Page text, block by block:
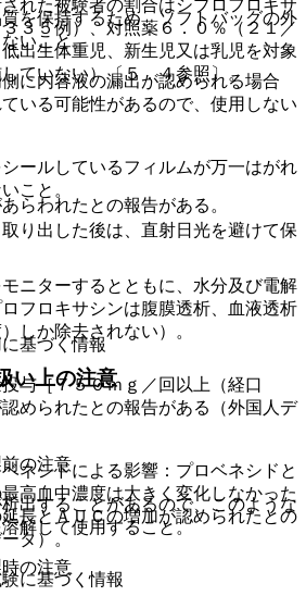
を保持するため、ソフトバッグの外
いこと。
に内容液の漏出が認められる場合
いる可能性があるので、使用しない
ールしているフィルムが万一はがれ
こと。
り出した後は、直射日光を避けて保
基づく情報
与［７５０ｍｇ／回以上（経口
められたとの報告がある（外国人デ
ネシドによる影響：プロベネシドと
高血中濃度は大きく変化しなかった
長とＡＵＣの増加が認められたとの
タ）。
に基づく情報
れた被験者の割合はシプロフロキサ
３５例）、対照薬６．０％（２１／
出生体重児、新生児又は乳児を対象
ていない）〔５．４参照〕。
らわれたとの報告がある。
ニターするとともに、水分及び電解
フロキサシンは腹膜透析、血液透析
しか除去されない）。
い上の注意
の注意
出することがあるので、このような
解して使用すること。
の注意